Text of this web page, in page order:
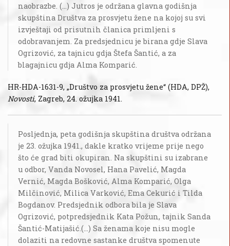
naobrazbe. (...) Jutros je održana glavna godišnja
skupština Društva za prosvjetu žene na kojoj su svi
izvještaji od prisutnih članica primljeni s
odobravanjem. Za predsjednicu je birana gdje Slava
Ogrizović, za tajnicu gdja Štefa Šantić, a za
blagajnicu gdja Alma Komparić.
HR-HDA-1631-9, „Društvo za prosvjetu žene“ (HDA, DPŽ),
Novosti, Zagreb, 24. ožujka 1941.
Posljednja, peta godišnja skupština društva održana
je 23. ožujka 1941., dakle kratko vrijeme prije nego
što će grad biti okupiran. Na skupštini su izabrane
u odbor, Vanda Novosel, Hana Pavelić, Magda
Vernić, Magda Bošković, Alma Komparić, Olga
Milčinović, Milica Varković, Ema Cekurić i Tilda
Bogdanov. Predsjednik odbora bila je Slava
Ogrizović, potpredsjednik Kata Požun, tajnik Sanda
Šantić-Matijašić.(...) Sa ženama koje nisu mogle
dolaziti na redovne sastanke društva spomenute